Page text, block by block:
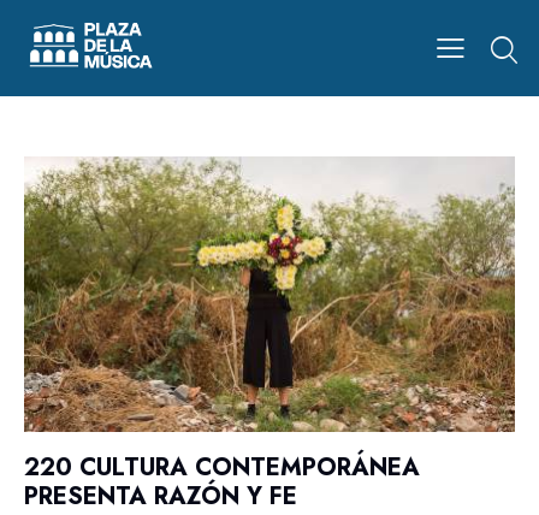
220 CULTURA CONTEMPORÁNEA
PRESENTA RAZÓN Y FE